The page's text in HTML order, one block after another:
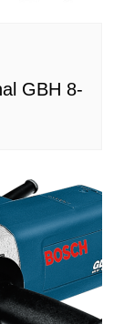
GBH 8-